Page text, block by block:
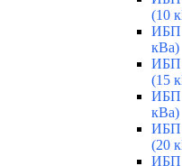
(10
ИБП
кВа)
ИБП
(15
ИБП
кВа)
ИБП
(20
ИБП